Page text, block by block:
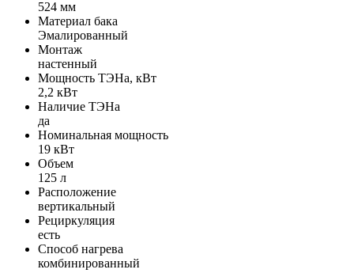
524 мм
Материал бака
Эмалированный
Монтаж
настенный
Мощность ТЭНа, кВт
2,2 кВт
Наличие ТЭНа
да
Номинальная мощность
19 кВт
Объем
125 л
Расположение
вертикальный
Рециркуляция
есть
Способ нагрева
комбинированный